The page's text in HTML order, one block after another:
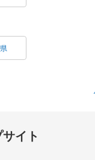
イト